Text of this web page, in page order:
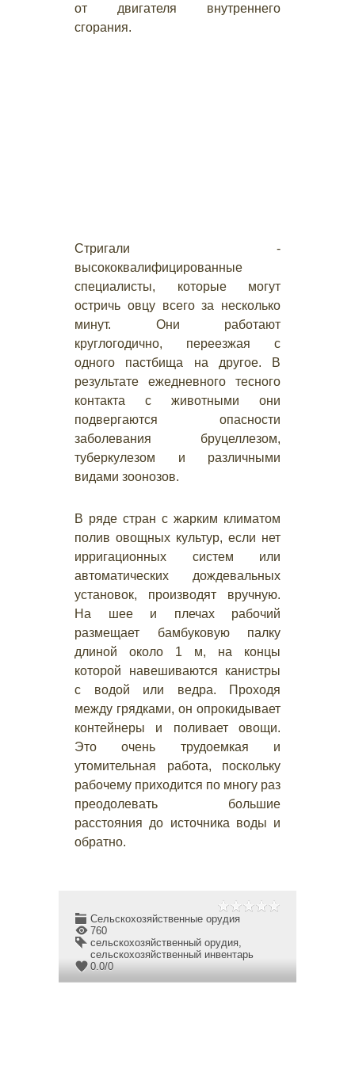
от двигателя внутреннего
сгорания.
Стригали -
высококвалифицированные
специалисты, которые могут
остричь овцу всего за несколько
минут. Они работают
круглогодично, переезжая с
одного пастбища на другое. В
результате ежедневного тесного
контакта с животными они
подвергаются опасности
заболевания бруцеллезом,
туберкулезом и различными
видами зоонозов.
В ряде стран с жарким климатом
полив овощных культур, если нет
ирригационных систем или
автоматических дождевальных
установок, производят вручную.
На шее и плечах рабочий
размещает бамбуковую палку
длиной около 1 м, на концы
которой навешиваются канистры
с водой или ведра. Проходя
между грядками, он опрокидывает
контейнеры и поливает овощи.
Это очень трудоемкая и
утомительная работа, поскольку
рабочему приходится по многу раз
преодолевать большие
расстояния до источника воды и
обратно.
Сельскохозяйственные орудия
760
сельскохозяйственный орудия,
сельскохозяйственный инвентарь
0.0/0